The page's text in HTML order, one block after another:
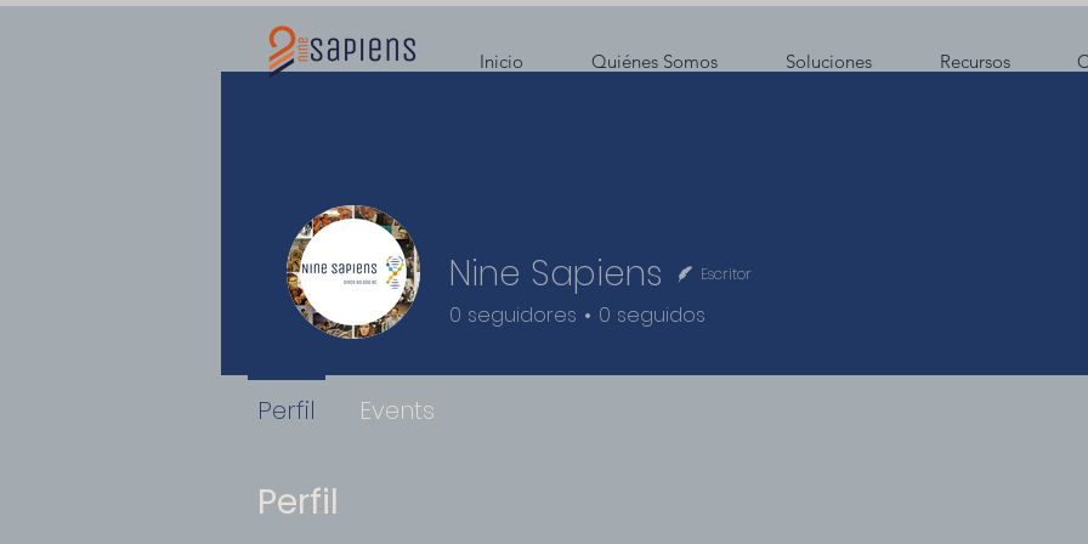
Inicio Quiénes Somos Soluciones Recursos
Perfil
Nine Sapiens Escritor
0 seguidores 0 seguidos
Perfil Events